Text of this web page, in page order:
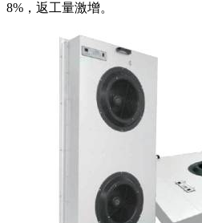
8%，返工量激增。